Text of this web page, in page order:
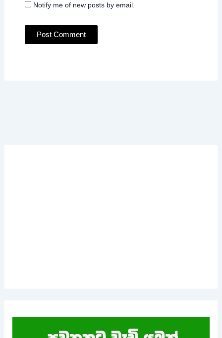
Notify me of new posts by email.